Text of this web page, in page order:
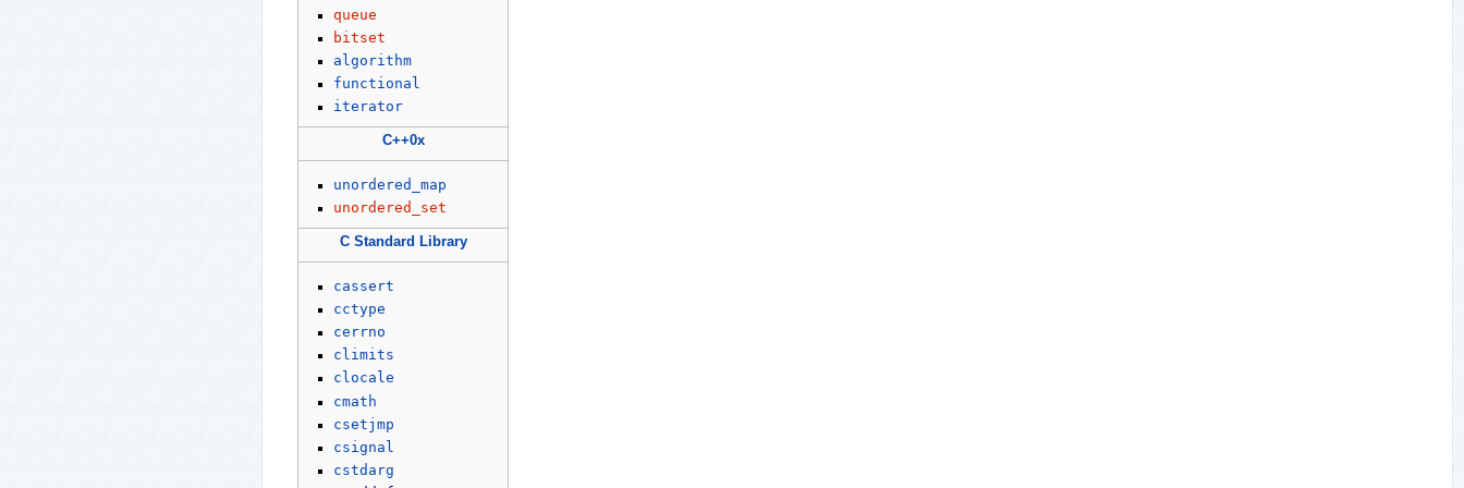
queue
bitset
algorithm
functional
iterator
C++0x
unordered_map
unordered_set
C Standard Library
cassert
cctype
cerrno
climits
clocale
cmath
csetjmp
csignal
cstdarg